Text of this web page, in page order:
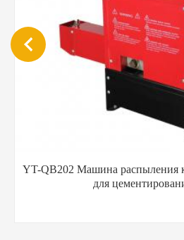
YT-QB202 Машина распыления
для